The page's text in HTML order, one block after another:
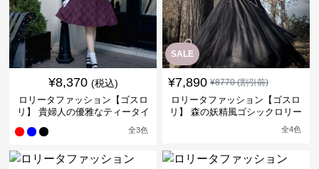
¥8,370 (税込)
ロリータファッション【ゴスロ
リ】 貴婦人の優雅なティータイ
全3色
SALE
¥7,890 ¥8770(割引前)
ロリータファッション【ゴスロ
リ】 森の妖精風ゴシックロリー
全4色